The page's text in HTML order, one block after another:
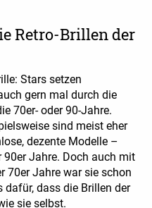
Retro-Brillen der
Stars setzen
gern mal durch die
70er- oder 90-Jahre.
sind meist eher
dezente Modelle –
Jahre. Doch auch mit
70er Jahre war sie schon
dafür, dass die Brillen der
sie selbst.